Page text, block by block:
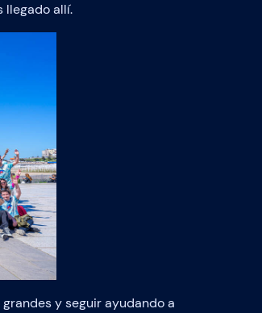
llegado allí.
y seguir ayudando a